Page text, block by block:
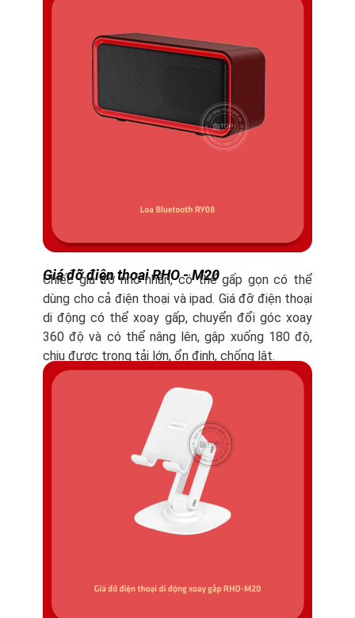
Giá đỡ điện thoại RHO - M20
Chiếc giá đỡ nhỏ nhắn, có thể gấp gọn có thể
dùng cho cả điện thoại và ipad. Giá đỡ điện thoại
di động có thể xoay gấp, chuyển đổi góc xoay
360 độ và có thể nâng lên, gập xuống 180 độ,
chịu được trọng tải lớn, ổn định, chống lật.